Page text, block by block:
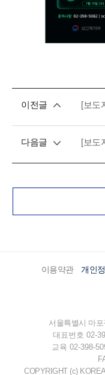
이전글
다음글
이용약관 개인
서울특별시 마
대표번호 02-
교육 02-398-
COPYRIGHT (c)